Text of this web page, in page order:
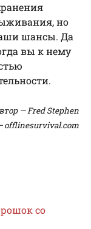
но
шансы. Да
вы к нему
— Fred Stephen
offlinesurvival.com
со